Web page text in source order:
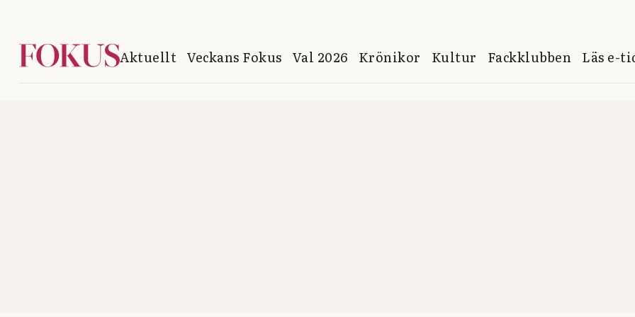
Aktuellt Veckans Fokus Val 2026 Krönikor Kultur Fackklubben Läs e-